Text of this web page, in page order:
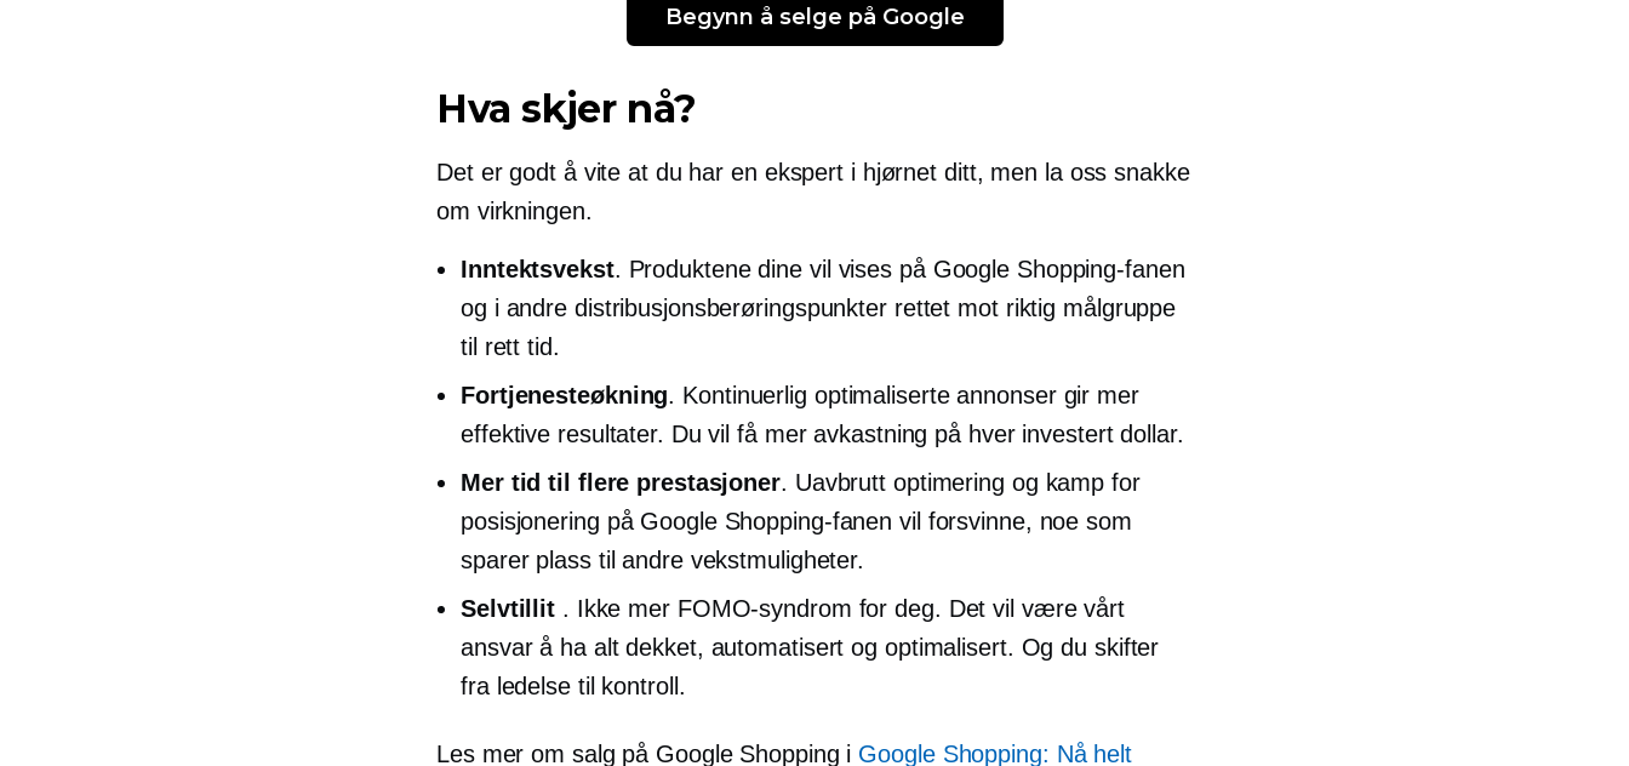
Begynn å selge på Google
Hva skjer nå?
Det er godt å vite at du har en ekspert i hjørnet ditt, men la oss snakke
om virkningen.
Inntektsvekst. Produktene dine vil vises på Google Shopping-fanen
og i andre distribusjonsberøringspunkter rettet mot riktig målgruppe
til rett tid.
Fortjenesteøkning. Kontinuerlig optimaliserte annonser gir mer
effektive resultater. Du vil få mer avkastning på hver investert dollar.
Mer tid til flere prestasjoner. Uavbrutt optimering og kamp for
posisjonering på Google Shopping-fanen vil forsvinne, noe som
sparer plass til andre vekstmuligheter.
Selvtillit . Ikke mer FOMO-syndrom for deg. Det vil være vårt
ansvar å ha alt dekket, automatisert og optimalisert. Og du skifter
fra ledelse til kontroll.
Les mer om salg på Google Shopping i Google Shopping: Nå helt